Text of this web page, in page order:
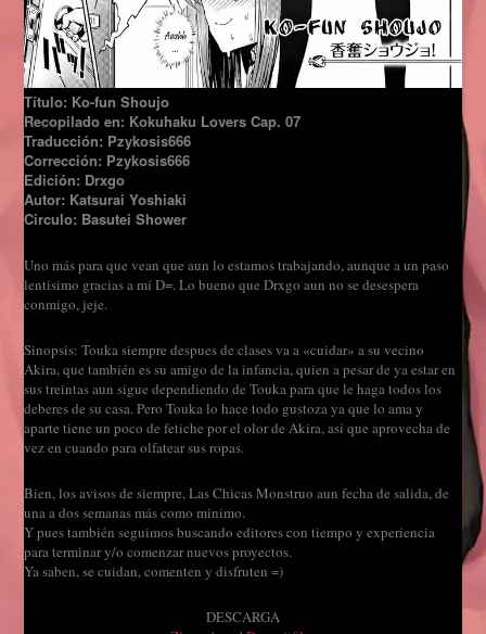
Título: Ko-fun Shoujo
Recopilado en: Kokuhaku Lovers Cap. 07
Traducción: Pzykosis666
Corrección: Pzykosis666
Edición: Drxgo
Autor: Katsurai Yoshiaki
Circulo: Basutei Shower
Uno más para que vean que aun lo estamos trabajando, aunque a un paso
lentisimo gracias a mí D=. Lo bueno que Drxgo aun no se desespera
conmigo, jeje.
Sinopsis: Touka siempre despues de clases va a «cuidar» a su vecino
Akira, que también es su amigo de la infancia, quien a pesar de ya estar en
sus treintas aun sigue dependiendo de Touka para que le haga todos los
deberes de su casa. Pero Touka lo hace todo gustoza ya que lo ama y
aparte tiene un poco de fetiche por el olor de Akira, así que aprovecha de
vez en cuando para olfatear sus ropas.
Bien, los avisos de siempre, Las Chicas Monstruo aun fecha de salida, de
una a dos semanas más como minimo.
Y pues también seguimos buscando editores con tiempo y experiencia
para terminar y/o comenzar nuevos proyectos.
Ya saben, se cuidan, comenten y disfruten =)
DESCARGA